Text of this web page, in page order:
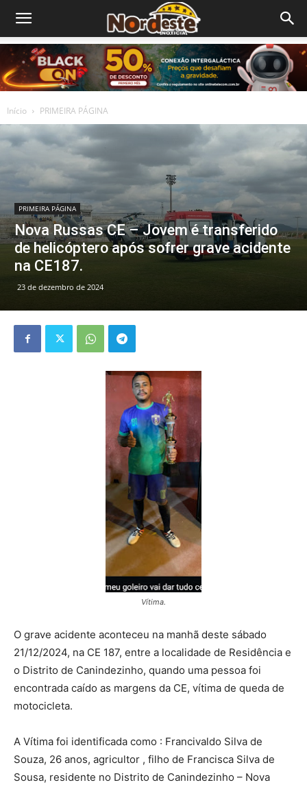
Início PRIMEIRA PÁGINA
PRIMEIRA PÁGINA
Nova Russas CE – Jovem é transferido
de helicóptero após sofrer grave acidente
na CE187.
23 de dezembro de 2024
Vítima.
O grave acidente aconteceu na manhã deste sábado
21/12/2024, na CE 187, entre a localidade de Residência e
o Distrito de Canindezinho, quando uma pessoa foi
encontrada caído as margens da CE, vítima de queda de
motocicleta.
A Vítima foi identificada como : Francivaldo Silva de
Souza, 26 anos, agricultor , filho de Francisca Silva de
Sousa, residente no Distrito de Canindezinho – Nova